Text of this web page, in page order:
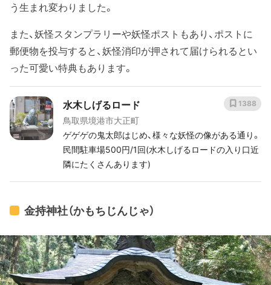
う生まれ変わりました。
また、妖怪スタンプラリーや妖怪ポストもあり、ポストに
郵便物を投与すると、妖怪消印が押されて届けられるとい
った可愛い特典もあります。
水木しげるロード
鳥取県境港市大正町
ゲゲゲの鬼太郎はじめ、様々な妖怪の像がある通り。
民間駐車場500円/1回(水木しげるロードの入り口近
隣にたくさんあります)
1388
金持神社（かもちじんじゃ）